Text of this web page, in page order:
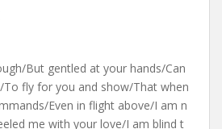
But gentled at your hands/Can
fly for you and show/That when
Even in flight above/I am n
me with your love/I am blind t